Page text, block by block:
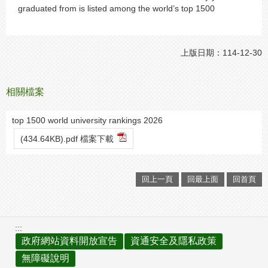
graduated from is listed among the world’s top 1500
上版日期：114-12-30
相關檔案
top 1500 world university rankings 2026
(434.64KB).pdf 檔案下載
回上一頁 回最上面 回首頁
:::
政府網站資料開放宣告
資通安全及隱私政策
無障礙說明